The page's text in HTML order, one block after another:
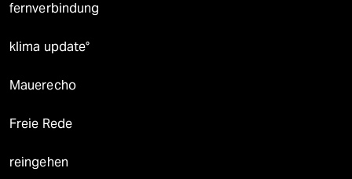
fernverbindung
klima update°
Mauerecho
Freie Rede
reingehen